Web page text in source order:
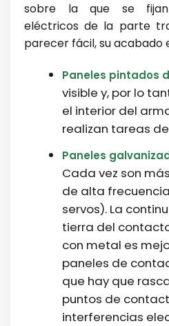
sobre la que se fijan
eléctricos de la parte
parecer fácil, su acabado
Paneles pintados
visible y, por lo
el interior del
realizan tareas
Paneles
Cada vez son
de alta
servos). La
tierra del
con metal es
paneles de
que hay que
puntos de
interferencias